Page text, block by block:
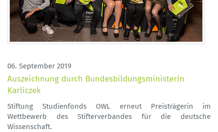
06. September 2019
Auszeichnung durch Bundesbildungsministerin
Karliczek
Stiftung Studienfonds OWL erneut Preisträgerin im
Wettbewerb des Stifterverbandes für die deutsche
Wissenschaft.